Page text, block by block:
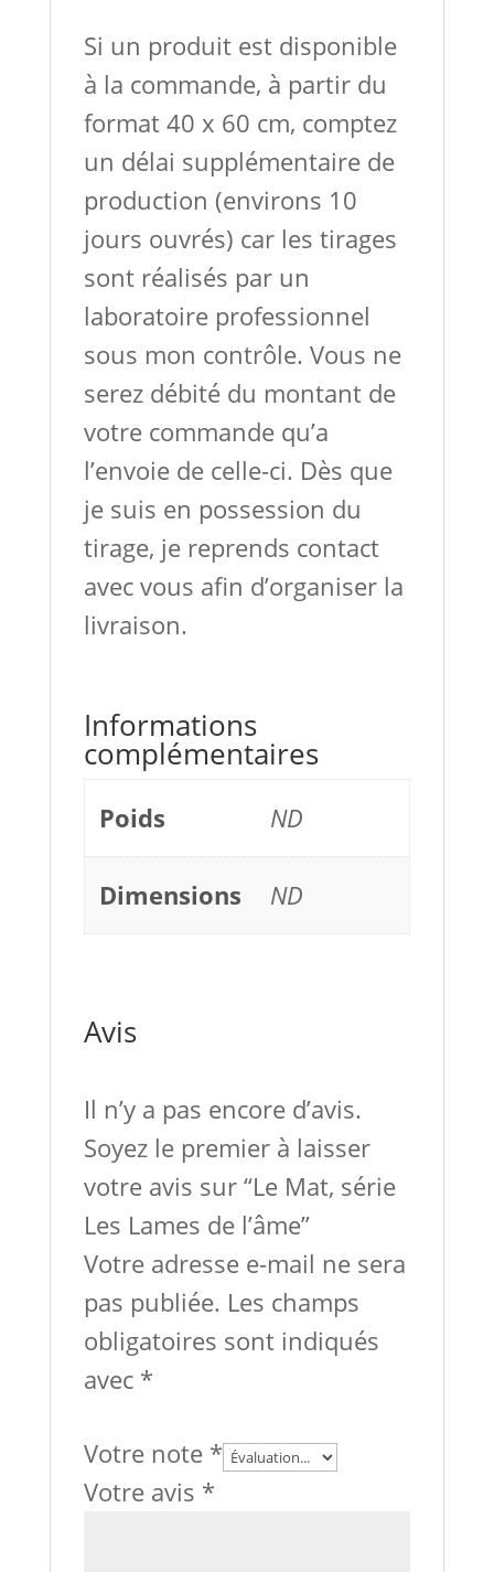
Si un produit est disponible
à la commande, à partir du
format 40 x 60 cm, comptez
un délai supplémentaire de
production (environs 10
jours ouvrés) car les tirages
sont réalisés par un
laboratoire professionnel
sous mon contrôle. Vous ne
serez débité du montant de
votre commande qu’a
l’envoie de celle-ci. Dès que
je suis en possession du
tirage, je reprends contact
avec vous afin d’organiser la
livraison.
Informations
complémentaires
Poids ND
Dimensions ND
Avis
Il n’y a pas encore d’avis.
Soyez le premier à laisser
votre avis sur “Le Mat, série
Les Lames de l’âme”
Votre adresse e-mail ne sera
pas publiée. Les champs
obligatoires sont indiqués
avec *
Votre note *
Votre avis *